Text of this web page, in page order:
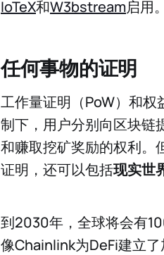
IoTeX和W3bstream启用。
任何事物的证明
工作量证明（PoW）和
制下，用户分别向区块链
和赚取挖矿奖励的权利。
证明，还可以包括现实世
到2030年，全球将会有
像Chainlink为DeFi建立了